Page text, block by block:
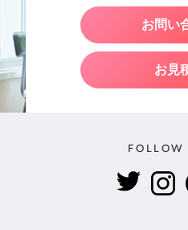
お問い
お見
FOLLOW